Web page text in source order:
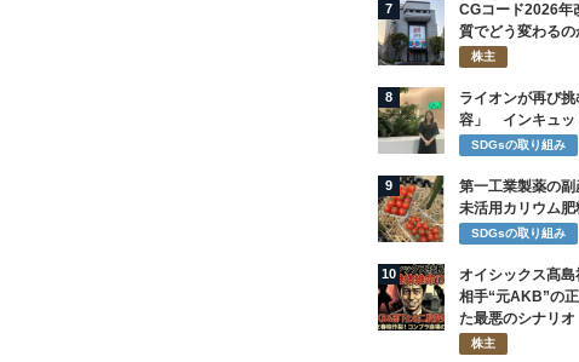
7
CGコード2026年
質でどう変わるの
株主
8
ライオンが再び
容」 インキュッ
SDGsの取り組み
9
第一工業製薬の
未活用カリウム
SDGsの取り組み
10
オイシックス髙
相手“元AKB”の
た最悪のシナリオ
株主